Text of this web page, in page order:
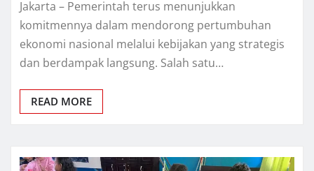
Jakarta – Pemerintah terus menunjukkan
komitmennya dalam mendorong pertumbuhan
ekonomi nasional melalui kebijakan yang strategis
dan berdampak langsung. Salah satu…
READ MORE